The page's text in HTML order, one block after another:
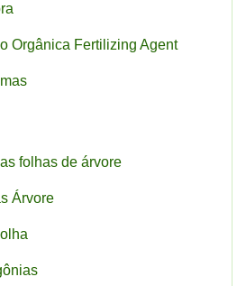
Orgânica Fertilizing Agent
folhas de árvore
Árvore